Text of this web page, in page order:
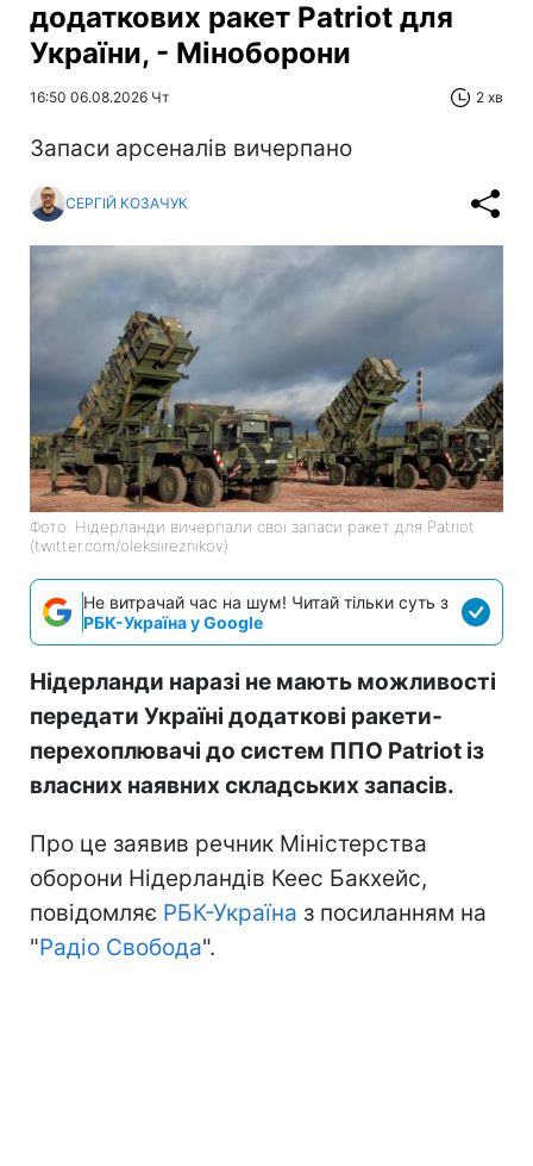
додаткових ракет Patriot для
України, - Міноборони
16:50 06.08.2026 Чт 2 хв
Запаси арсеналів вичерпано
СЕРГІЙ КОЗАЧУК
Фото: Нідерланди вичерпали свої запаси ракет для Patriot
(twitter.com/oleksiireznikov)
Не витрачай час на шум! Читай тільки суть з
РБК-Україна у Google
Нідерланди наразі не мають можливості
передати Україні додаткові ракети-
перехоплювачі до систем ППО Patriot із
власних наявних складських запасів.
Про це заявив речник Міністерства
оборони Нідерландів Кеес Бакхейс,
повідомляє РБК-Україна з посиланням на
"Радіо Свобода".